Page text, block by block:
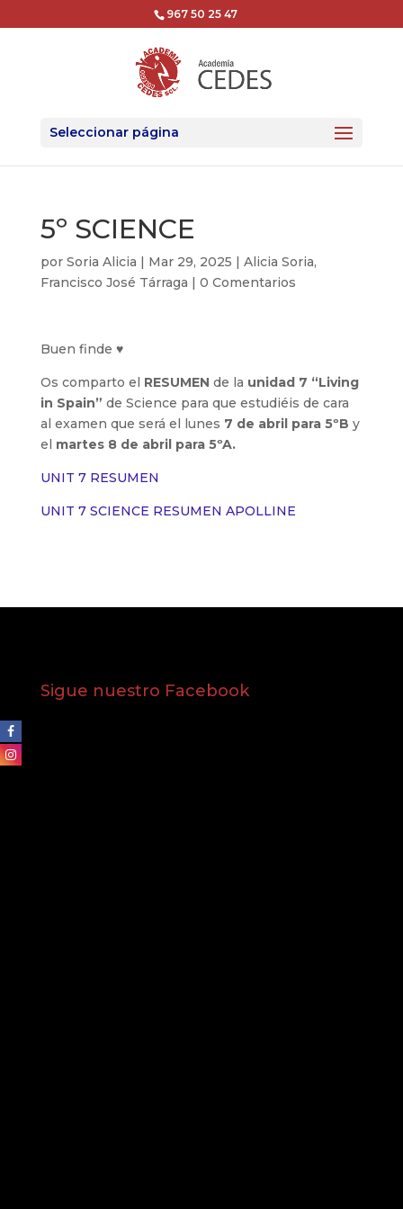
967 50 25 47
Seleccionar página
5º SCIENCE
por Soria Alicia | Mar 29, 2025 | Alicia Soria,
Francisco José Tárraga | 0 Comentarios
Buen finde ♥
Os comparto el RESUMEN de la unidad 7 “Living
in Spain” de Science para que estudiéis de cara
al examen que será el lunes 7 de abril para 5ºB y
el martes 8 de abril para 5ºA.
UNIT 7 RESUMEN
UNIT 7 SCIENCE RESUMEN APOLLINE
Sigue nuestro Facebook